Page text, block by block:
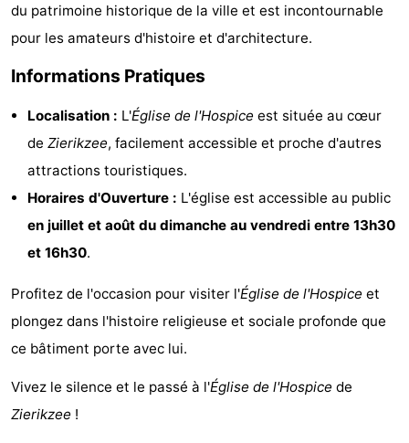
’t
Haamstede
Hôtels
Voir
faire
d'intérêt
Églises
-
Moulins
-
du patrimoine historique de la ville et est incontournable
pour les amateurs d'histoire et d'architecture.
Informations Pratiques
Localisation : L'Église de l'Hospice est située au cœur
de Zierikzee, facilement accessible et proche d'autres
attractions touristiques.
Horaires d'Ouverture : L'église est accessible au public
en juillet et août du dimanche au vendredi entre 13h30
et 16h30.
Profitez de l'occasion pour visiter l'Église de l'Hospice et
plongez dans l'histoire religieuse et sociale profonde que
ce bâtiment porte avec lui.
Vivez le silence et le passé à l'Église de l'Hospice de
Zierikzee !